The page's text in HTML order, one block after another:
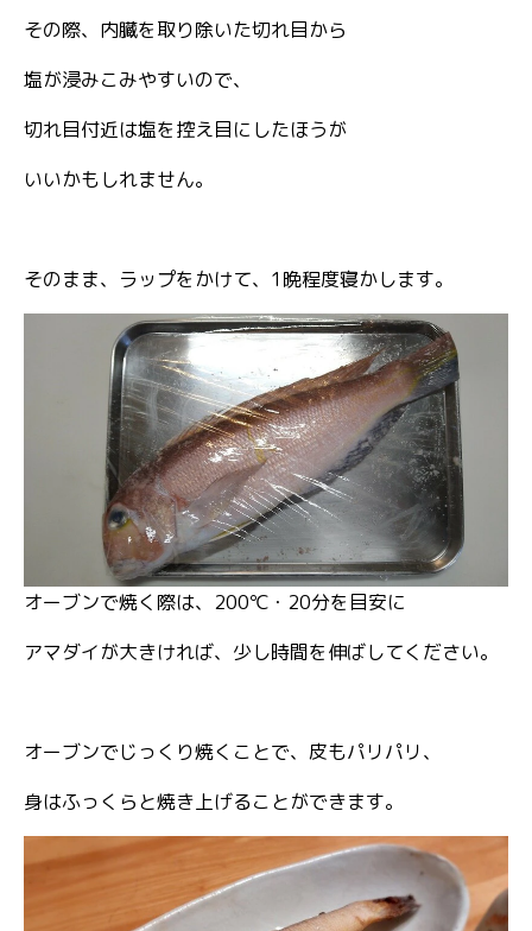
その際、内臓を取り除いた切れ目から
塩が浸みこみやすいので、
切れ目付近は塩を控え目にしたほうが
いいかもしれません。
そのまま、ラップをかけて、1晩程度寝かします。
オーブンで焼く際は、200℃・20分を目安に
アマダイが大きければ、少し時間を伸ばしてください。
オーブンでじっくり焼くことで、皮もパリパリ、
身はふっくらと焼き上げることができます。